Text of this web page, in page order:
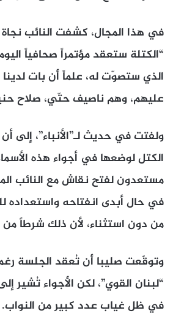
في هذا المجال، كشفت النائب
“الكتلة ستعقد مؤتمراً صحافياً
عليهم، وهم ناصيف حتّي، صلاح
ولفتت في حديث لـ”الأنباء”، إلى
الكتل لوضعها في أجواء هذه
مستعدون لفتح نقاش مع النائب
في حال أبدى انفتاحه واستعداده
من دون استثناء، لأن ذلك شرطاً
وتوقّعت صليبا أن تُعقد الجلسة
“لبنان القوي”، لكن الأجواء تُشير
في ظل غياب عدد كبير من النواب.